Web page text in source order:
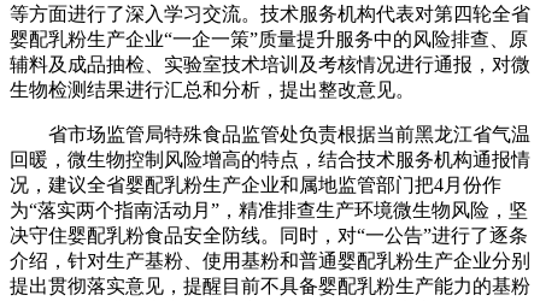
等方面进行了深入学习交流。技术服务机构代表对第四轮全省
婴配乳粉生产企业“一企一策”质量提升服务中的风险排查、原
辅料及成品抽检、实验室技术培训及考核情况进行通报，对微
生物检测结果进行汇总和分析，提出整改意见。
省市场监管局特殊食品监管处负责根据当前黑龙江省气温
回暖，微生物控制风险增高的特点，结合技术服务机构通报情
况，建议全省婴配乳粉生产企业和属地监管部门把4月份作
为“落实两个指南活动月”，精准排查生产环境微生物风险，坚
决守住婴配乳粉食品安全防线。同时，对“一公告”进行了逐条
介绍，针对生产基粉、使用基粉和普通婴配乳粉生产企业分别
提出贯彻落实意见，提醒目前不具备婴配乳粉生产能力的基粉